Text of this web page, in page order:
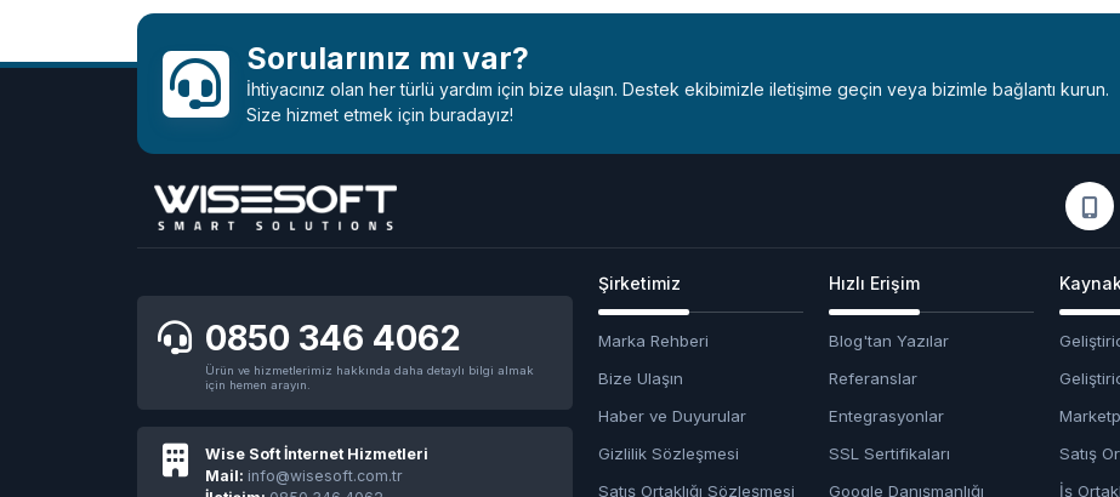
Sorularınız mı var?
İhtiyacınız olan her türlü yardım için bize ulaşın. Destek ekibimizle iletişime geçin veya bizimle bağlantı kurun.
Size hizmet etmek için buradayız!
0850 346 4062
Ürün ve hizmetlerimiz hakkında daha detaylı bilgi almak
için hemen arayın.
Wise Soft İnternet Hizmetleri
Mail: info@wisesoft.com.tr
Şirketimiz
Marka Rehberi
Bize Ulaşın
Haber ve Duyurular
Gizlilik Sözleşmesi
Satış Ortaklığı Sözleşmesi
Hızlı Erişim
Blog'tan Yazılar
Referanslar
Entegrasyonlar
SSL Sertifikaları
Google Danışmanlığı
Satış
İş